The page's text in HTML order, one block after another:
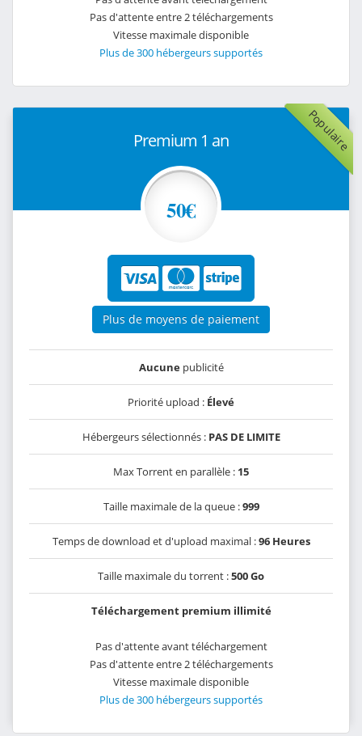
Pas d'attente entre 2 téléchargements
Vitesse maximale disponible
Plus de 300 hébergeurs supportés
Populaire
Premium 1 an
50€
Plus de moyens de paiement
Aucunepublicité
Priorité upload : Élevé
Hébergeurs sélectionnés : PAS DE LIMITE
Max Torrent en parallèle : 15
Taille maximale de la queue :999
Temps de download et d'upload maximal :96 Heures
Taille maximale du torrent :500 Go
Téléchargement premium illimité
Pas d'attente avant téléchargement
Pas d'attente entre 2 téléchargements
Vitesse maximale disponible
Plus de 300 hébergeurs supportés